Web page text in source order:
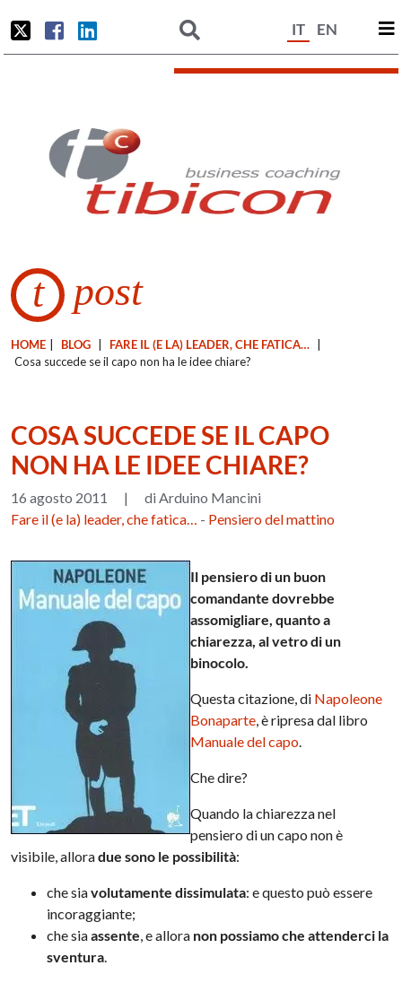
IT EN
t post
HOME BLOG FARE IL (E LA) LEADER, CHE FATICA…
Cosa succede se il capo non ha le idee chiare?
COSA SUCCEDE SE IL CAPO
NON HA LE IDEE CHIARE?
16 agosto 2011 |
di Arduino Mancini
Fare il (e la) leader, che fatica… - Pensiero del mattino
Il pensiero di un buon
comandante dovrebbe
assomigliare, quanto a
chiarezza, al vetro di un
binocolo.
Questa citazione, di Napoleone
Bonaparte, è ripresa dal libro
Manuale del capo.
Che dire?
Quando la chiarezza nel
pensiero di un capo non è
visibile, alloradue sono le possibilità:
che siavolutamente dissimulata: e questo può essere
incoraggiante;
che siaassente, e allora non possiamo che attenderci la
sventura.